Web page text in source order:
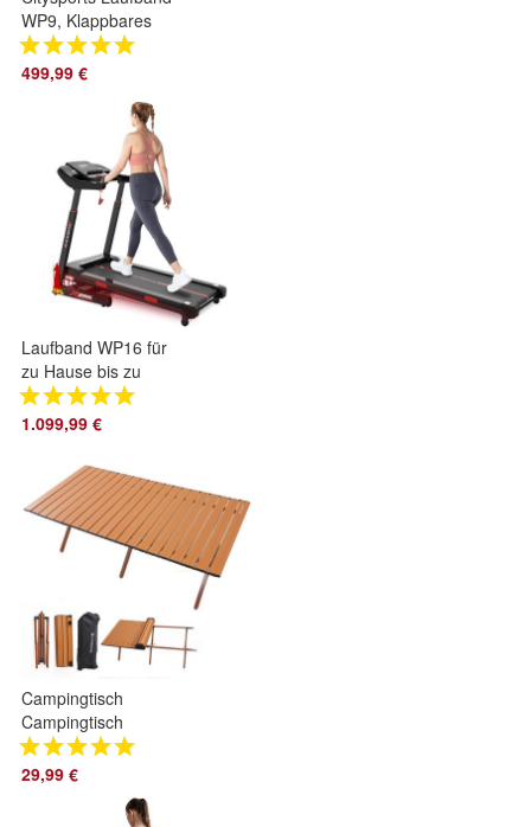
WP9, Klappbares
Laufband bis 12 km/
h APP walking
499,99 €
Laufband WP16 für
zu Hause bis zu
15km/h, Mit
Steigung 0-15%?
1.099,99 €
Campingtisch
Campingtisch
Klappbar, Klapptisch
Ultra Leichte,
Falttisch Tragbar
29,99 €